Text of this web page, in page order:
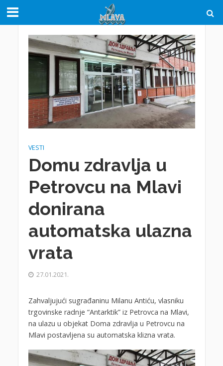
VESTI
Domu zdravlja u
Petrovcu na Mlavi
donirana
automatska ulazna
vrata
27.01.2021.
Zahvaljujući sugrađaninu Milanu Antiću, vlasniku
trgovinske radnje “Antarktik” iz Petrovca na Mlavi,
na ulazu u objekat Doma zdravlja u Petrovcu na
Mlavi postavljena su automatska klizna vrata.